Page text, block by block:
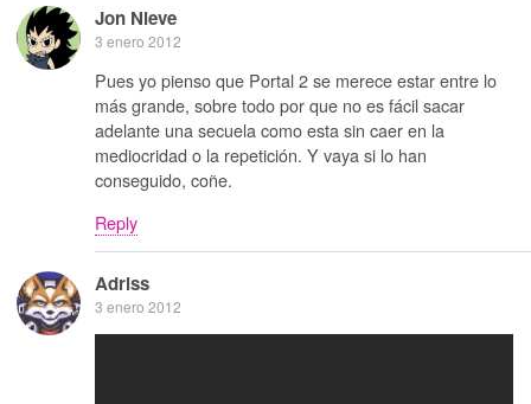
Jon Nieve
3 enero 2012
Pues yo pienso que Portal 2 se merece estar entre lo
más grande, sobre todo por que no es fácil sacar
adelante una secuela como esta sin caer en la
mediocridad o la repetición. Y vaya si lo han
conseguido, coñe.
Reply
Adriss
3 enero 2012